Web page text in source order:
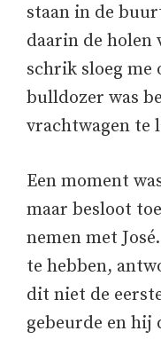
staan in de
daarin de holen
schrik sloeg me
bulldozer was
vrachtwagen te
Een moment
maar besloot
nemen met
te hebben,
dit niet de
gebeurde en hij